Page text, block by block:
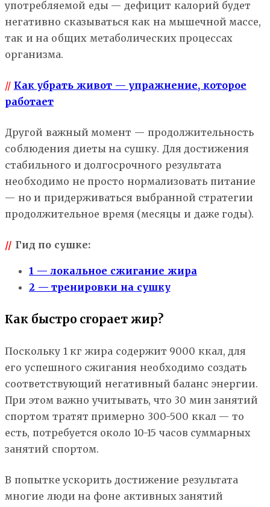
употребляемой еды — дефицит калорий будет
негативно сказываться как на мышечной массе,
так и на общих метаболических процессах
организма.
// Как убрать живот — упражнение, которое
работает
Другой важный момент — продолжительность
соблюдения диеты на сушку. Для достижения
стабильного и долгосрочного результата
необходимо не просто нормализовать питание
— но и придерживаться выбранной стратегии
продолжительное время (месяцы и даже годы).
// Гид по сушке:
1 — локальное сжигание жира
2 — тренировки на сушку
Как быстро сгорает жир?
Поскольку 1 кг жира содержит 9000 ккал, для
его успешного сжигания необходимо создать
соответствующий негативный баланс энергии.
При этом важно учитывать, что 30 мин занятий
спортом тратят примерно 300-500 ккал — то
есть, потребуется около 10-15 часов суммарных
занятий спортом.
В попытке ускорить достижение результата
многие люди на фоне активных занятий